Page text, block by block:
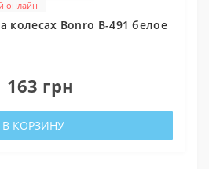
онлайн
колесах Bonro B-491 белое
163 грн
В КОРЗИНУ